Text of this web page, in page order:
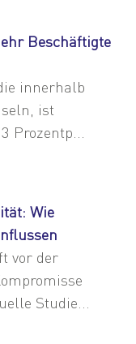
Beschäftigte
innerhalb
ist
Prozentp...
Wie
vor der
Studie...